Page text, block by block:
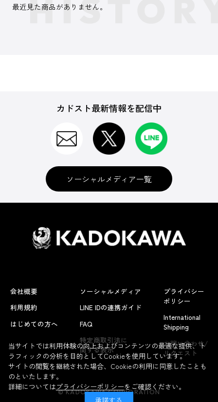
よくあるお問い合わせ
最近見た商品がありません。
カドスト最新情報を配信中
ソーシャルメディア一覧
会社概要
利用規約
はじめての方へ
ソーシャルメディア
LINE IDの連携ガイド
FAQ
特定商取引法に
関する表示
プライバシー
ポリシー
International
Shipping
お問い合わせ/
リクエスト
© KADOKAWA CORPORATION
当サイトでは利用体験の向上およびコンテンツの最適な提供、ト
ラフィックの分析を目的としてCookieを使用しています。
サイトの閲覧を継続された場合、Cookieの利用に同意したことも
のといたします。
詳細についてはプライバシーポリシーをご確認ください。